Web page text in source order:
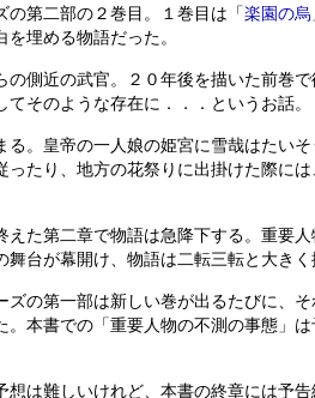
第二部の２巻目。１巻目は「楽園の烏
埋める物語だった。
側近の武官。２０年後を描いた前巻
そのような存在に．．．というお話。
。皇帝の一人娘の姫宮に雪哉はたい
たり、地方の花祭りに出掛けた際に
た第二章で物語は急降下する。重要
台が幕開け、物語は二転三転と大き
の第一部は新しい巻が出るたびに、
。本書での「重要人物の不測の事態」
は難しいけれど、本書の終章には予